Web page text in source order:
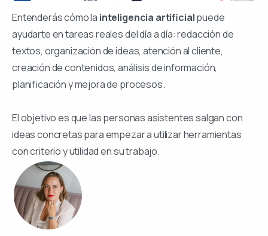
Entenderás cómo la inteligencia artificialpuede
ayudarte en tareas reales del día a día: redacción de
textos, organización de ideas, atención al cliente,
creación de contenidos, análisis de información,
planificación y mejora de procesos.
El objetivo es que las personas asistentes salgan con
ideas concretas para empezar a utilizar herramientas
con criterio y utilidad en su trabajo.